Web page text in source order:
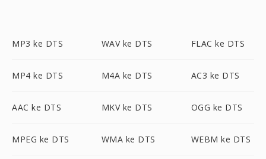
MP3 ke DTS WAV ke DTS FLAC ke DTS
MP4 ke DTS M4A ke DTS AC3 ke DTS
AAC ke DTS MKV ke DTS OGG ke DTS
MPEG ke DTS WMA ke DTS WEBM ke DTS